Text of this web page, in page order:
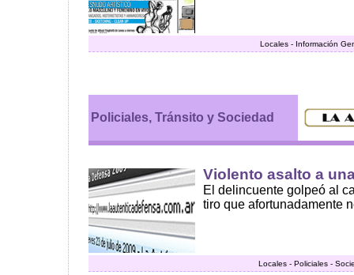
Locales - Información
Policiales, Tránsito y Sociedad
Violento asalto a
El delincuente golpeó al
tiro que afortunadamente
Locales - Policiales -